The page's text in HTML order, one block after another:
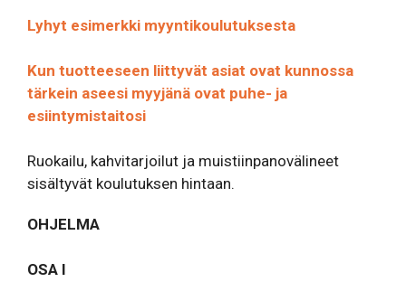
Lyhyt esimerkki myyntikoulutuksesta
Kun tuotteeseen liittyvät asiat ovat kunnossa
tärkein aseesi myyjänä ovat puhe- ja
esiintymistaitosi
Ruokailu, kahvitarjoilut ja muistiinpanovälineet
sisältyvät koulutuksen hintaan.
OHJELMA
OSA I